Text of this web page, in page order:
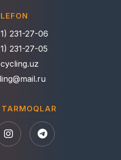
231-27-06
231-27-05